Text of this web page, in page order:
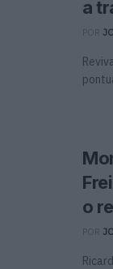
a
o